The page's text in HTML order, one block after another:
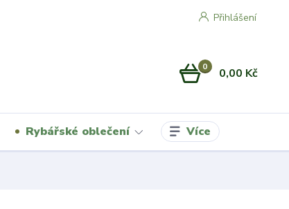
Přihlášení
0 0,00 Kč
Rybářské oblečení Více